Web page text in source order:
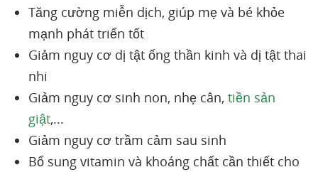
Tăng cường miễn dịch, giúp mẹ và bé khỏe
mạnh phát triển tốt
Giảm nguy cơ dị tật ống thần kinh và dị tật thai
nhi
Giảm nguy cơ sinh non, nhẹ cân, tiền sản
giật,...
Giảm nguy cơ trầm cảm sau sinh
Bổ sung vitamin và khoáng chất cần thiết cho